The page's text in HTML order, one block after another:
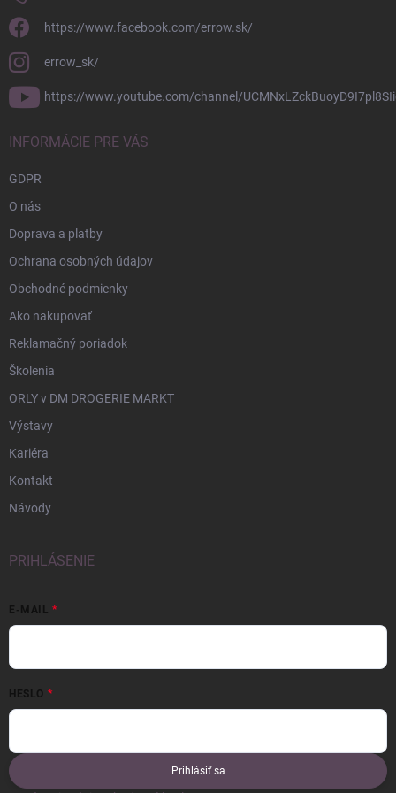
https://www.facebook.com/errow.sk/
errow_sk/
https://www.youtube.com/channel/
INFORMÁCIE PRE VÁS
GDPR
O nás
Doprava a platby
Ochrana osobných údajov
Obchodné podmienky
Ako nakupovať
Reklamačný poriadok
Školenia
ORLY v DM DROGERIE MARKT
Výstavy
Kariéra
Kontakt
Návody
PRIHLÁSENIE
E-MAIL
HESLO
Prihlásiť sa